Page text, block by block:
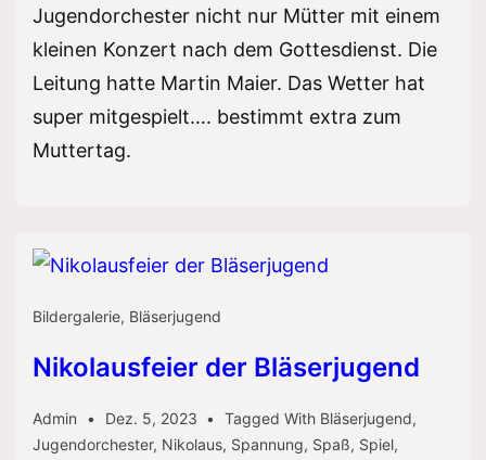
Jugendorchester nicht nur Mütter mit einem
kleinen Konzert nach dem Gottesdienst. Die
Leitung hatte Martin Maier. Das Wetter hat
super mitgespielt…. bestimmt extra zum
Muttertag.
Bildergalerie, Bläserjugend
Nikolausfeier der Bläserjugend
Admin Dez. 5, 2023 Tagged With Bläserjugend,
Jugendorchester, Nikolaus, Spannung, Spaß, Spiel,